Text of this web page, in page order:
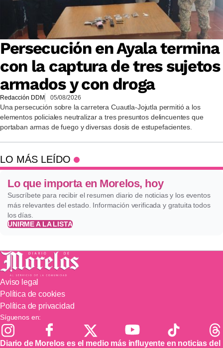
Persecución en Ayala termina
con la captura de tres sujetos
armados y con droga
Redacción DDM 05/08/2026
Una persecución sobre la carretera Cuautla-Jojutla permitió a los
elementos policiales neutralizar a tres presuntos delincuentes que
portaban armas de fuego y diversas dosis de estupefacientes.
LO MÁS LEÍDO
Lo que importa en Morelos, hoy
Suscríbete para recibir el resumen diario de noticias y los eventos
más relevantes del estado. Información verificada y gratuita todos
los días.
UNIRME A LA LISTA
Aviso legal
Política de cookies
Política de privacidad
Síguenos en:
Diario de Morelos es el medio más influyente en noticias del